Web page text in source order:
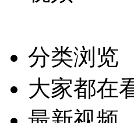
分类浏览
大家都在